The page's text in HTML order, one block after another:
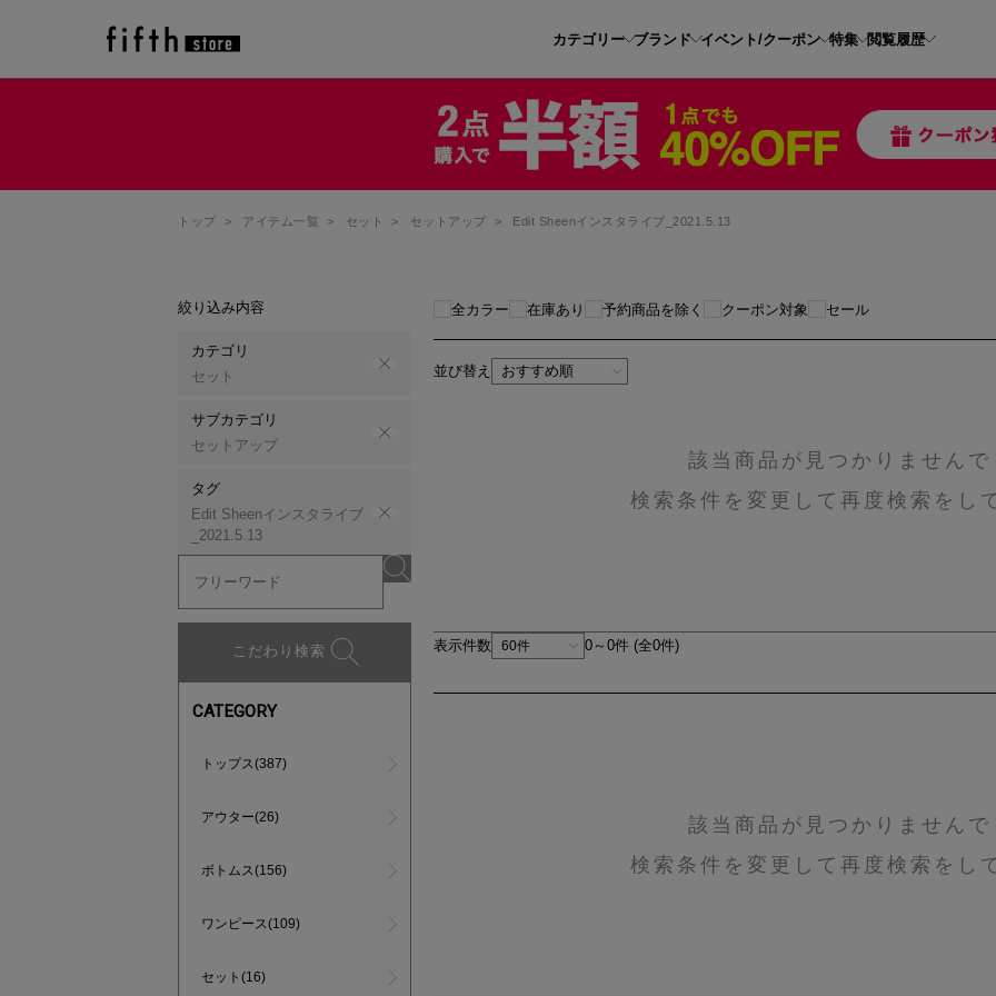
カテゴリー ブランド イベント/クーポン 特集 閲覧履歴
トップ > アイテム一覧 > セット > セットアップ > Edit Sheenインスタライブ_2021.5.13
絞り込み内容
カテゴリ
セット
サブカテゴリ
セットアップ
タグ
Edit Sheenインスタライブ
_2021.5.13
こだわり検索
CATEGORY
トップス(387)
アウター(26)
ボトムス(156)
ワンピース(109)
セット(16)
全カラー 在庫あり 予約商品を除く クーポン対象 セール
並び替え
該当商品が見つかりませんで
検索条件を変更して再度検索をし
表示件数 0～0件 (全0件)
該当商品が見つかりませんで
検索条件を変更して再度検索をし